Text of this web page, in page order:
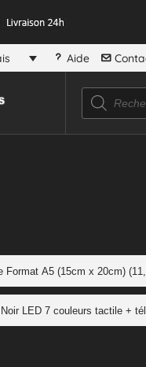
Aide